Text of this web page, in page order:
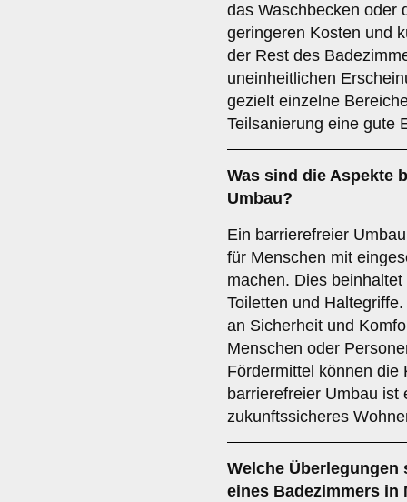
das Waschbecken oder
geringeren Kosten und
der Rest des
uneinheitlichen
gezielt einzelne
Teilsanierung eine gute
Was sind die Aspekte
Umbau?
Ein barrierefreier
für Menschen mit
machen. Dies
Toiletten und
an Sicherheit und
Menschen oder
Fördermittel können die
barrierefreier Umbau ist
zukunftssicheres
Welche
eines Badezimmers